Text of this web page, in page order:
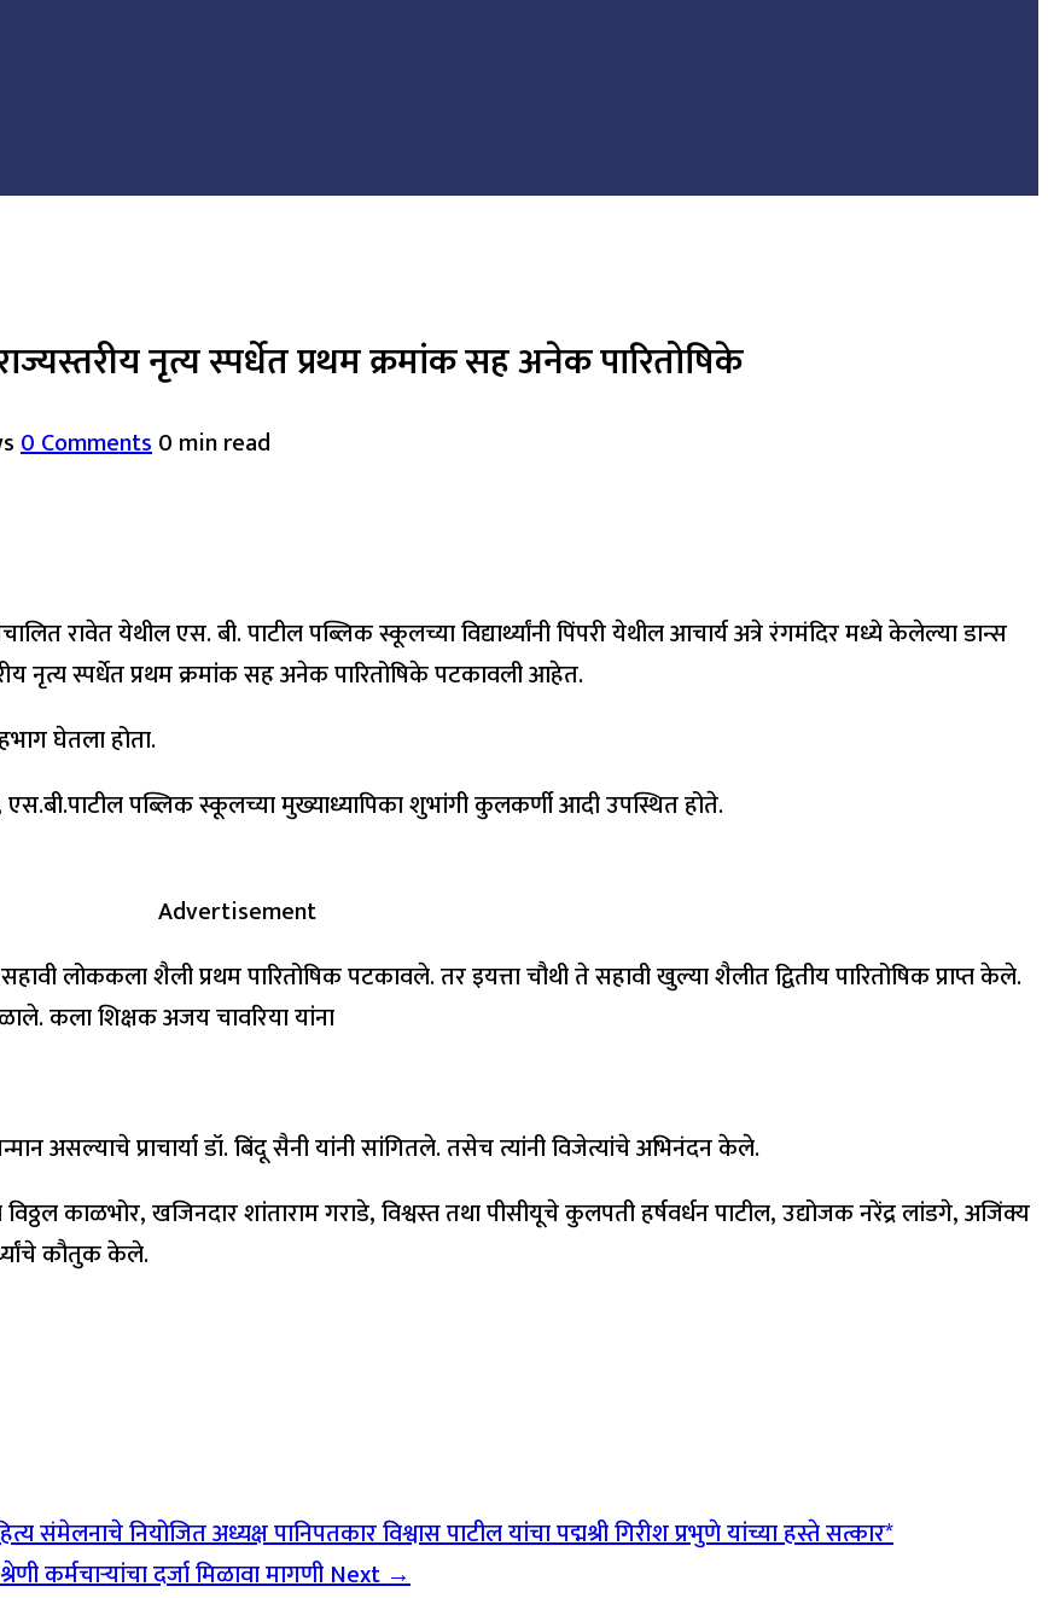
नृत्य स्पर्धेत प्रथम क्रमांक सह अनेक पारितोषिके
0 Comments0 min read
रावेत येथील एस. बी. पाटील पब्लिक स्कूलच्या विद्यार्थ्यांनी पिंपरी येथील आचार्य अत्रे रंगमंदिर मध्ये केलेल्या डान्स
नृत्य स्पर्धेत प्रथम क्रमांक सह अनेक पारितोषिके पटकावली आहेत.
घेतला होता.
एस.बी.पाटील पब्लिक स्कूलच्या मुख्याध्यापिका शुभांगी कुलकर्णी आदी उपस्थित होते.
Advertisement
लोककला शैली प्रथम पारितोषिक पटकावले. तर इयत्ता चौथी ते सहावी खुल्या शैलीत द्वितीय पारितोषिक प्राप्त केले.
कला शिक्षक अजय चावरिया यांना
असल्याचे प्राचार्या डॉ. बिंदू सैनी यांनी सांगितले. तसेच त्यांनी विजेत्यांचे अभिनंदन केले.
विठ्ठल काळभोर, खजिनदार शांताराम गराडे, विश्वस्त तथा पीसीयूचे कुलपती हर्षवर्धन पाटील, उद्योजक नरेंद्र लांडगे, अजिंक्य
कौतुक केले.
संमेलनाचे नियोजित अध्यक्ष पानिपतकार विश्वास पाटील यांचा पद्मश्री गिरीश प्रभुणे यांच्या हस्ते सत्कार*
दर्जा मिळावा मागणीNext →